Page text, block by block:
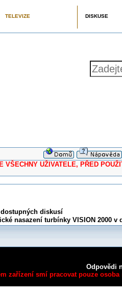
TELEVIZE DISKUSE
UŽIVATELE, PŘED
diskusí
nasazení turbínky VISION 2000
Odpovědi
zařízení smí pracovat pouze